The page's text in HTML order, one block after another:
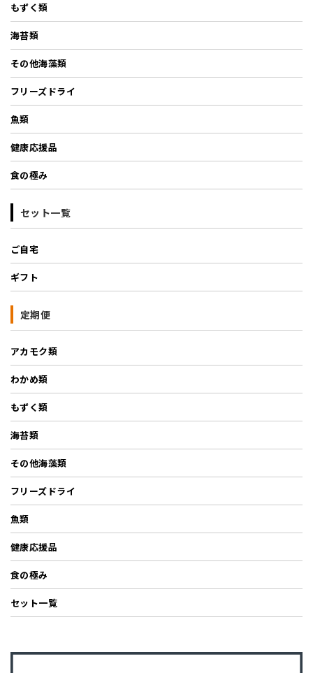
もずく類
海苔類
その他海藻類
フリーズドライ
魚類
健康応援品
食の極み
セット一覧
ご自宅
ギフト
定期便
アカモク類
わかめ類
もずく類
海苔類
その他海藻類
フリーズドライ
魚類
健康応援品
食の極み
セット一覧